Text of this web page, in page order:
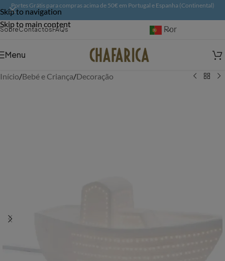
Skip to navigation
Skip to main content
Portes Grátis para compras acima de 50€ em Portugal e Espanha (Continental)
SobreContactosFAQs Português
Menu
Início/Bebé e Criança/Decoração